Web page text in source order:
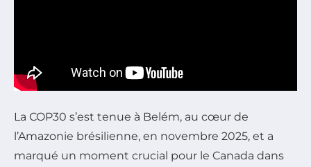
La COP30 s’est tenue à Belém, au cœur de
l’Amazonie brésilienne, en novembre 2025, et a
marqué un moment crucial pour le Canada dans